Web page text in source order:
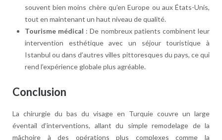
souvent bien moins chère qu’en Europe ou aux États-Unis,
tout en maintenant un haut niveau de qualité.
Tourisme médical : De nombreux patients combinent leur
intervention esthétique avec un séjour touristique à
Istanbul ou dans d’autres villes pittoresques du pays, ce qui
rend l’expérience globale plus agréable.
Conclusion
La chirurgie du bas du visage en Turquie couvre un large
éventail d’interventions, allant du simple remodelage de la
mâchoire à des opérations plus complexes comme la